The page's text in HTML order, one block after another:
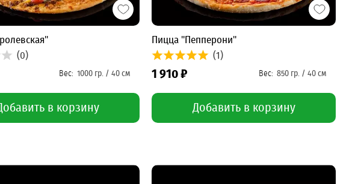
(0)
в корзину
Пицца "Пепперони"
(1)
1 910 ₽
Добавить в корзину